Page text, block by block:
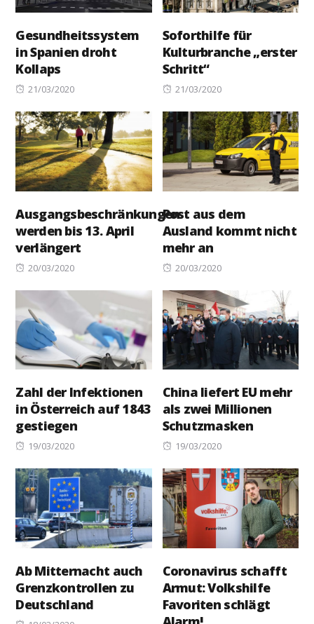
Gesundheitssystem
in Spanien droht
Kollaps
Posted
21/03/2020
Soforthilfe für
Kulturbranche „erster
Schritt“
Posted
21/03/2020
Ausgangsbeschränkungen
werden bis 13. April
verlängert
Posted
20/03/2020
Post aus dem
Ausland kommt nicht
mehr an
Posted
20/03/2020
Zahl der Infektionen
in Österreich auf 1843
gestiegen
Posted
19/03/2020
China liefert EU mehr
als zwei Millionen
Schutzmasken
Posted
19/03/2020
Ab Mitternacht auch
Grenzkontrollen zu
Deutschland
Coronavirus schafft
Armut: Volkshilfe
Favoriten schlägt